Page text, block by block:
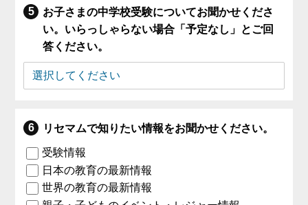
お子さまの中学校受験についてお聞かせくださ
い。いらっしゃらない場合「予定なし」とご回
答ください。
リセマムで知りたい情報をお聞かせください。
受験情報
日本の教育の最新情報
世界の教育の最新情報